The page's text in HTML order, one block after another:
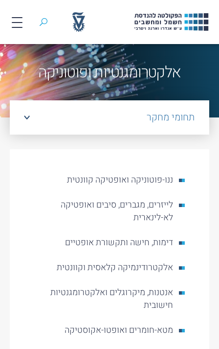
חיפוש
אלקטרומגנטיות ופוטוניקה
תחומי מחקר
ננו-פוטוניקה ואופטיקה קוונטית
לייזרים, מגברים, סיבים ואופטיקה
לא-לינארית
דימות, חישה ותקשורת אופטיים
אלקטרודינמיקה קלאסית וקוונטית
אנטנות, מיקרוגלים ואלקטרומגנטיות
חישובית
מטא-חומרים ואופטו-אקוסטיקה